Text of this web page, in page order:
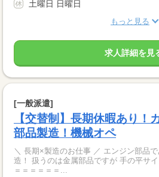
土曜日 日曜日
もっと見る
求人詳細を見
[一般派遣]
【交替制】長期休暇あり！
部品製造！機械オペ
＼ 長期×製造のお仕事 ／ エンジン部品である シャフトバルブの製
造！ 扱うのは金属部品ですが 手の平サイズなので軽めです ＝＝＝＝
＝＝＝＝＝＝...